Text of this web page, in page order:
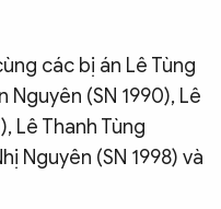
Podcast
Ảnh
các bị án Lê Tùng
Nguyên (SN 1990), Lê
Lê Thanh Tùng
Nguyên (SN 1998) và